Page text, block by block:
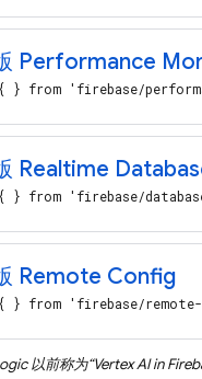
Performance
} from 'firebase/
Realtime
} from 'firebase/
Remote Config
} from 'firebase/
以前称为“Vertex AI in